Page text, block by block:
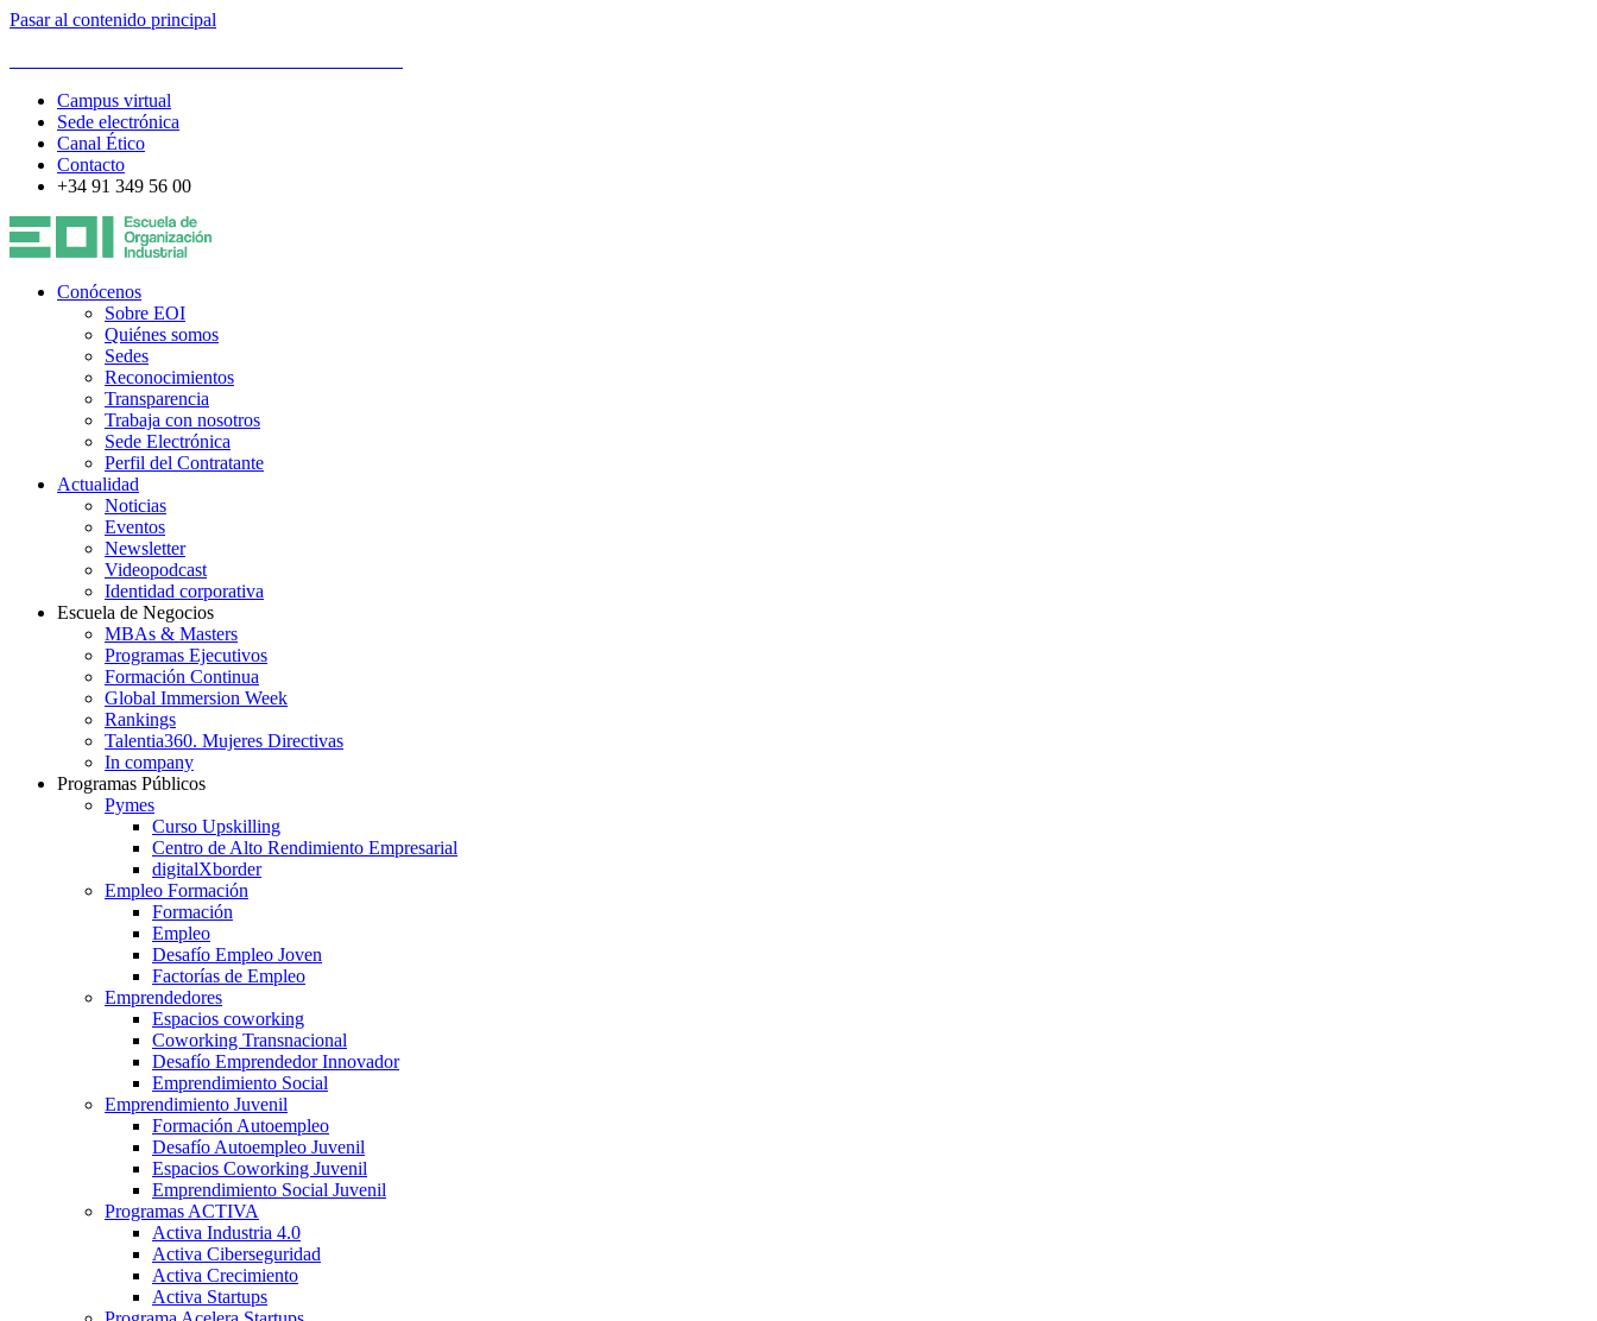
Pasar al contenido principal
Campus virtual
Sede electrónica
Canal Ético
Contacto
+34 91 349 56 00
Conócenos
Sobre EOI
Quiénes somos
Sedes
Reconocimientos
Transparencia
Trabaja con nosotros
Sede Electrónica
Perfil del Contratante
Actualidad
Noticias
Eventos
Newsletter
Videopodcast
Identidad corporativa
Escuela de Negocios
MBAs & Masters
Programas Ejecutivos
Formación Continua
Global Immersion Week
Rankings
Talentia360. Mujeres Directivas
In company
Programas Públicos
Pymes
Curso Upskilling
Centro de Alto Rendimiento Empresarial
digitalXborder
Empleo Formación
Formación
Empleo
Desafío Empleo Joven
Factorías de Empleo
Emprendedores
Espacios coworking
Coworking Transnacional
Desafío Emprendedor Innovador
Emprendimiento Social
Emprendimiento Juvenil
Formación Autoempleo
Desafío Autoempleo Juvenil
Espacios Coworking Juvenil
Emprendimiento Social Juvenil
Programas ACTIVA
Activa Industria 4.0
Activa Ciberseguridad
Activa Crecimiento
Activa Startups